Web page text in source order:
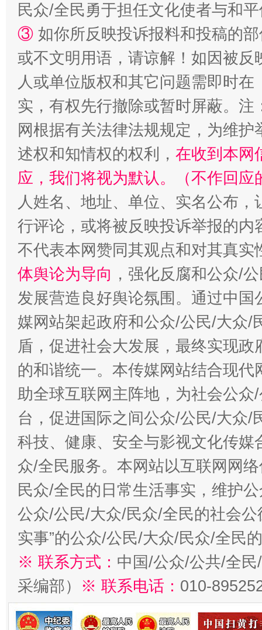
扯下公款旅游的“隐身衣” 如何以
民众/全民勇于担任文化使者与和
③ 如你所反映投诉报料和投稿的
或不文明用语，请谅解！如因被
人或单位版权和其它问题需即时在
实，有权先行撤除或暂时屏蔽。
网根据有关法律法规规定，为维
述权和知情权的权利， 在收到本网
应，我们将视为默认。（不作回应
人姓名、地址、单位、实名公布
行评论，或将被反映投诉举报的
不代表本网赞同其观点和对其真实
体舆论为导向 ，强化反腐和公众/
发展营造良好舆论氛围。通过中
媒网站架起政府和公众/公民/大众/
盾，促进社会大发展，最终实现
的和谐统一。本传媒网站结合现
助全球互联网主阵地，为社会公
台，促进国际之间公众/公民/大众/
科技、健康、安全与影视文化传
众/全民服务。本网站以互联网网
民众/全民的日常生活事实，维护
公众/公民/大众/民众/全民的社会公
实事”的公众/公民/大众/民众/全民
※ 联系方式： 中国/公众/公共/全
采编部） ※ 联系电话： 010-